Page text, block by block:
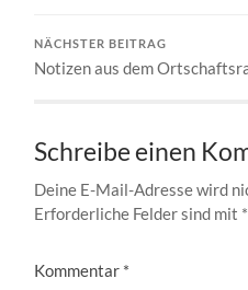
NÄCHSTER BEITRAG
Notizen aus dem
Schreibe einen
Deine E-Mail-Adresse wird
Erforderliche Felder sind mit *
Kommentar *